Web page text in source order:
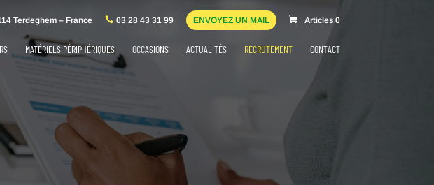
Terdeghem – France 03 28 43 31 99 ENVOYEZ UN MAIL Articles 0
MATÉRIELS PÉRIPHÉRIQUES OCCASIONS ACTUALITÉS RECRUTEMENT CONTACT